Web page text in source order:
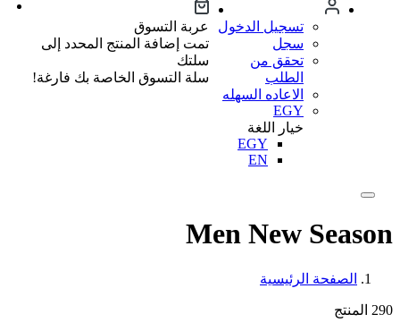
تسجيل الدخول
سجل
تحقق من
الطلب
الاعاده السهله
EGY
خيار اللغة
EGY
EN
عربة التسوق
تمت إضافة المنتج المحدد إلى
سلتك
سلة التسوق الخاصة بك فارغة!
Men New Season
الصفحة الرئيسية
290 المنتج